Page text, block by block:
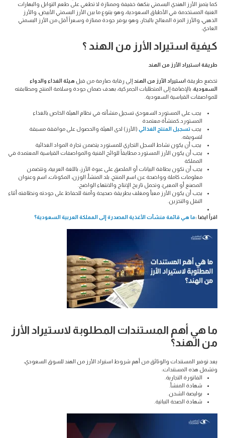
كما يتميز الأرز الهندي البسمتي بنكهة خفيفة وممتازة لا تطغي على طعم التوابل والبهارات
الغنية المستخدمة في الأطباق السعودية، وهو يتنوع ما بين الأرز البسمتي الأبيض، والأرز
الذهبي، والأرز المزة المعالج بالبخار، وهو يوفر جودة ممتازة وسعراً أقل من الأرز البسمتي
العادي.
كيفية استيراد الأرز من الهند ؟
طريقة استيراد الأرز من الهند
تخضع طريقةاستيراد الأرز من الهندإلى رقابة صارمة من قبلهيئة الغذاء والدواء
السعودية، بالإضافة إلى المتطلبات الجمركية، بهدف ضمان جودة وسلامة المنتج ومطابقته
للمواصفات القياسية السعودية.
يجب على المستورد السعودي تسجيل منشأته في نظام الهيئة الخاص بالغذاء
المستورد.كمنشأة معتمدة
يجبتسجيل المنتج الغذائي(الأرز) لدى الهيئة والحصول على موافقة مسبقة
لتسويقه.
يجب أن يكون نشاط السجل التجاري للمستورد يتضمن تجارة المواد الغذائية
يجب أن يكون الأرز المستورد مطابقاً للوائح الفنية والمواصفات القياسية المعتمدة في
المملكة
يجب أن تكون بطاقة البيانات أو الملصق على عبوة الأرز، باللغة العربية، وتتضمن
معلومات كاملة وواضحة عن اسم المنتج، بلد المنشأ، الوزن، المكونات، اسم وعنوان
المصنع أو المعبئ، وتحمل تاريخ الإنتاج والانتهاء الواضح.
يجب أن يكون الأرز معبأ ومغلف بطريقة صحيحة وآمنة للحفاظ على جودته ونظافته أثناء
النقل والتخزين.
اقرأ ايضا :ما هي قائمة منشآت الأغذية المصدرة إلى المملكة العربية السعودية؟
ما هي أهم المستندات المطلوبة لاستيراد الأرز
من الهند؟
يعد توفير المستندات والوثائق من أهم شروط استيراد الأرز من الهند للسوق السعودي،
وتشمل هذه المستندات:
الفاتورة التجارية.
شهادة المنشأ.
بوليصة الشحن.
شهادة الصحة النباتية.